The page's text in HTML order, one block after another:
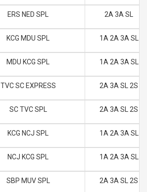
ERS NED SPL 2A 3A SL
KCG MDU SPL 1A 2A 3A SL
MDU KCG SPL 1A 2A 3A SL
TVC SC EXPRESS 2A 3A SL 2S
SC TVC SPL 2A 3A SL 2S
KCG NCJ SPL 1A 2A 3A SL
NCJ KCG SPL 1A 2A 3A SL
SBP MUV SPL 2A 3A SL 2S